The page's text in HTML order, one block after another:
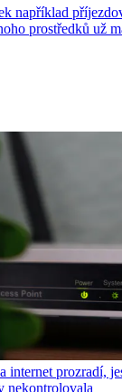
například
prostředků už
internet prozradí,
nekontrolovala